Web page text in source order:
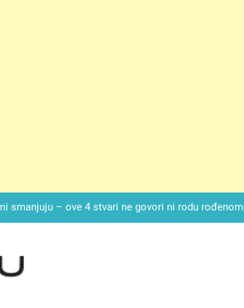
smanjuju – ove 4 stvari ne govori ni rodu rođenom
— ALI KADA SAM MU POGLEDAO U OČI, ISPUSTIO
KOJU SU MI REKLI DA JE MRTVA Advertisements